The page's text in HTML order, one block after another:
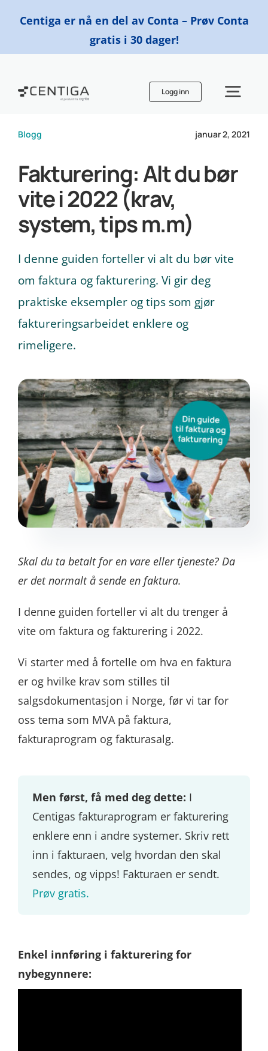
Centiga er nå en del av Conta – Prøv Conta
gratis i 30 dager!
Logg inn
Priser
Finn en regnskapsfører
Ressurser
Prøv gratis
Blogg januar 2, 2021
Fakturering: Alt du bør
vite i 2022 (krav,
system, tips m.m)
I denne guiden forteller vi alt du bør vite
om faktura og fakturering. Vi gir deg
praktiske eksempler og tips som gjør
faktureringsarbeidet enklere og
rimeligere.
Skal du ta betalt for en vare eller tjeneste? Da
er det normalt å sende en faktura.
I denne guiden forteller vi alt du trenger å
vite om faktura og fakturering i 2022.
Vi starter med å fortelle om hva en faktura
er og hvilke krav som stilles til
salgsdokumentasjon i Norge, før vi tar for
oss tema som MVA på faktura,
fakturaprogram og fakturasalg.
Men først, få med deg dette: I
Centigas fakturaprogram er fakturering
enklere enn i andre systemer. Skriv rett
inn i fakturaen, velg hvordan den skal
sendes, og vipps! Fakturaen er sendt.
Prøv gratis.
Enkel innføring i fakturering for
nybegynnere: